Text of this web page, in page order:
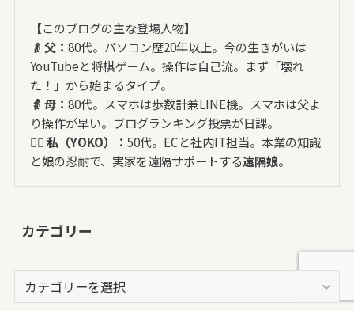
【このブログの主な登場人物】
👴 父：80代。パソコン歴20年以上。今の生きがいは
YouTubeと将棋ゲーム。操作は自己流。まず「壊れ
た！」から始まるタイプ。
👵 母：80代。スマホは歩数計兼LINE機。スマホは父よ
り操作が早い。ブログランキング投票が日課。
🙋‍♀️ 私（YOKO）：50代。ECと社内IT担当。本業の知識
と娘の忍耐で、実家を遠隔サポートする遠隔娘。
カテゴリー
テ